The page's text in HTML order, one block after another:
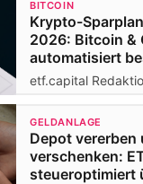
BITCOIN
Krypto-
2026: Bitcoin &
automatisiert
etf.capital
GELDANLAGE
Depot vererben
verschenken:
steueroptimiert